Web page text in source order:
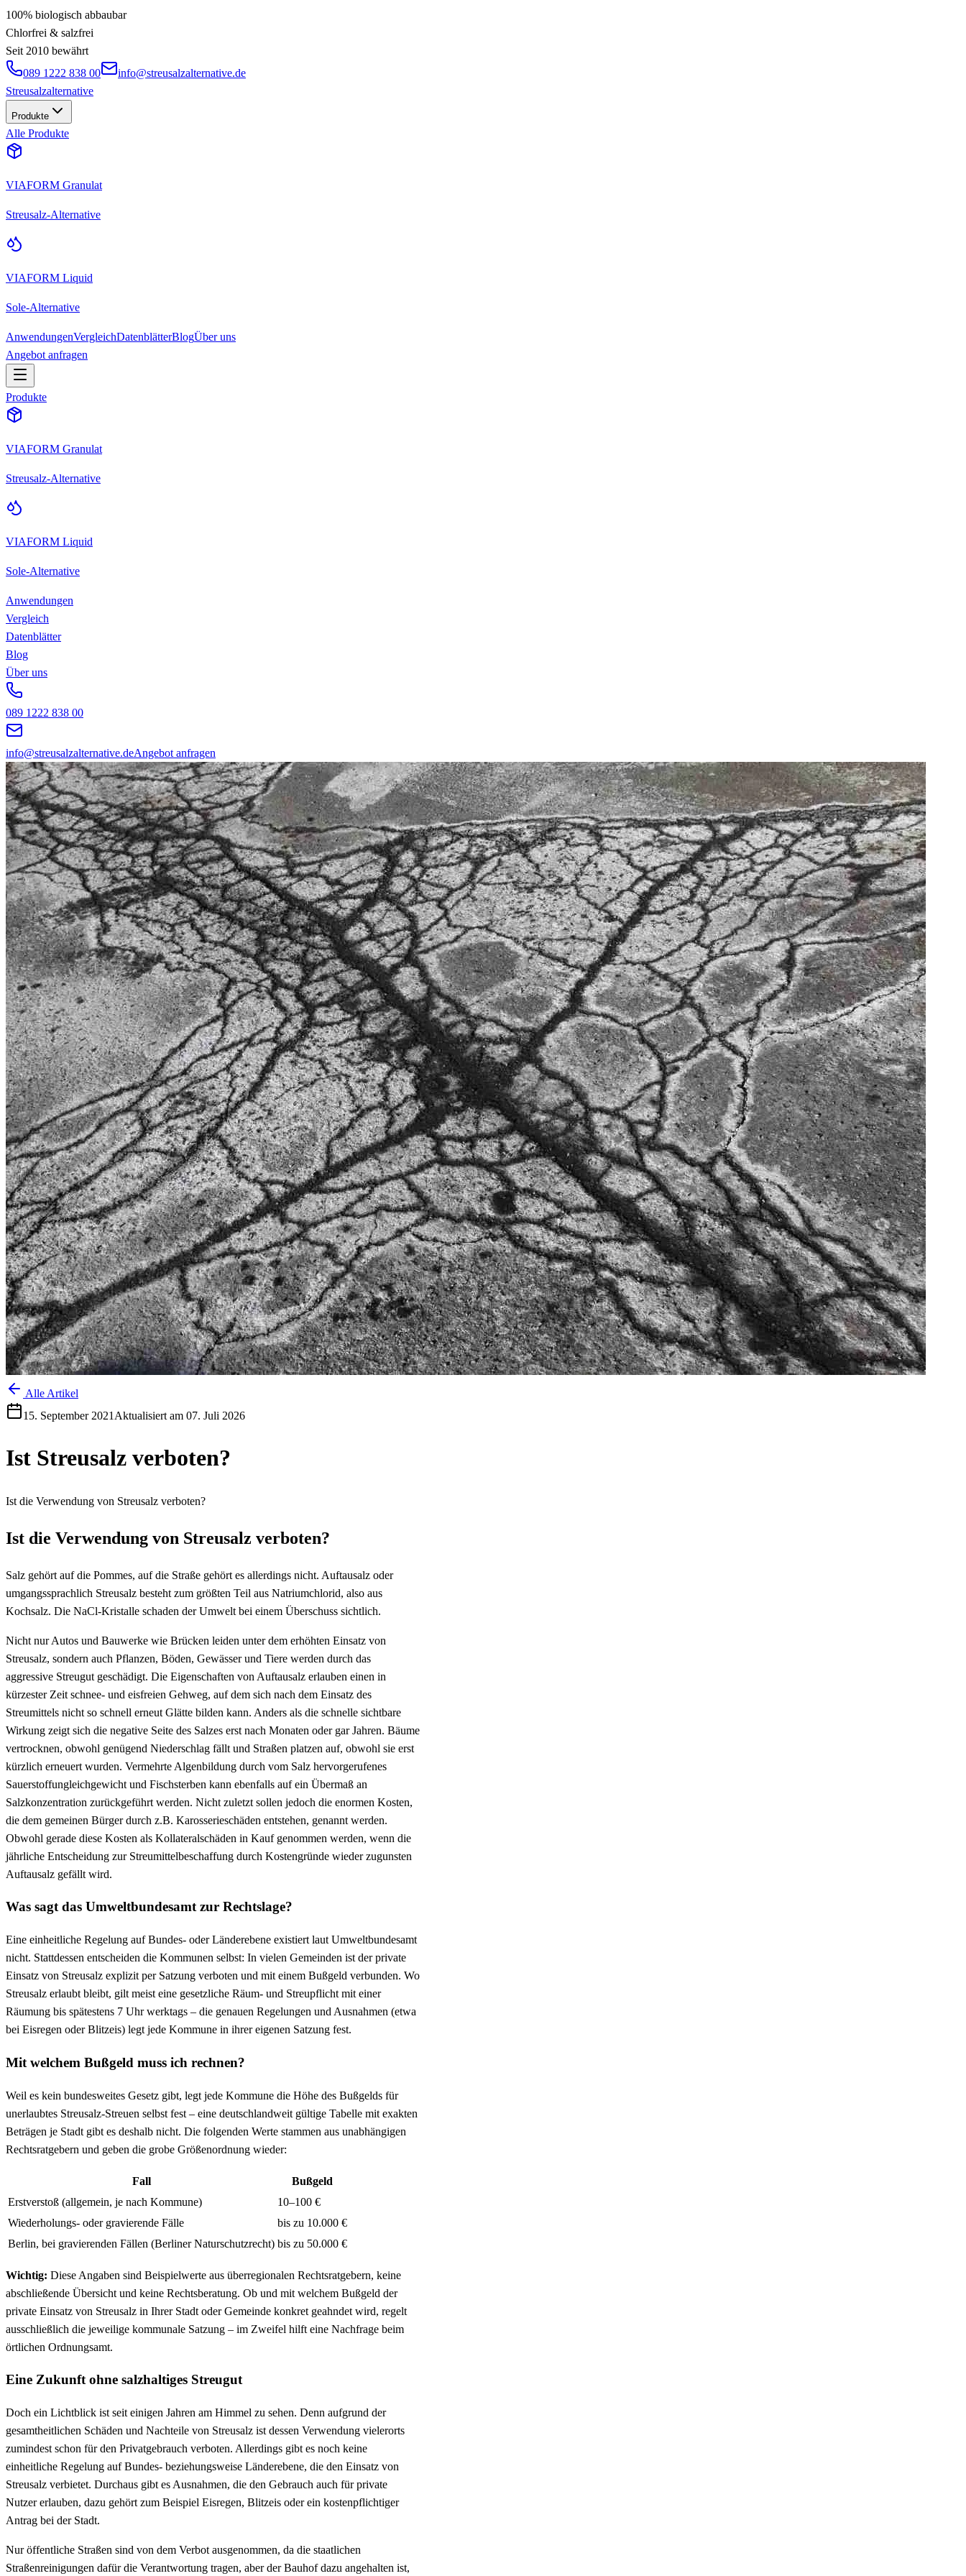
100% biologisch abbaubar
Chlorfrei & salzfrei
Seit 2010 bewährt
089 1222 838 00
info@streusalzalternative.de
Streusalzalternative
Produkte
Alle Produkte
VIAFORM Granulat
Streusalz-Alternative
VIAFORM Liquid
Sole-Alternative
AnwendungenVergleichDatenblätterBlogÜber uns
Angebot anfragen
Produkte
VIAFORM Granulat
Streusalz-Alternative
VIAFORM Liquid
Sole-Alternative
Anwendungen
Vergleich
Datenblätter
Blog
Über uns
089 1222 838 00
info@streusalzalternative.deAngebot anfragen
Alle Artikel
15. September 2021 Aktualisiert am 07. Juli 2026
Ist Streusalz verboten?
Ist die Verwendung von Streusalz verboten?
Ist die Verwendung von Streusalz verboten?
Salz gehört auf die Pommes, auf die Straße gehört es allerdings nicht. Auftausalz oder
umgangssprachlich Streusalz besteht zum größten Teil aus Natriumchlorid, also aus
Kochsalz. Die NaCl-Kristalle schaden der Umwelt bei einem Überschuss sichtlich.
Nicht nur Autos und Bauwerke wie Brücken leiden unter dem erhöhten Einsatz von
Streusalz, sondern auch Pflanzen, Böden, Gewässer und Tiere werden durch das
aggressive Streugut geschädigt. Die Eigenschaften von Auftausalz erlauben einen in
kürzester Zeit schnee- und eisfreien Gehweg, auf dem sich nach dem Einsatz des
Streumittels nicht so schnell erneut Glätte bilden kann. Anders als die schnelle sichtbare
Wirkung zeigt sich die negative Seite des Salzes erst nach Monaten oder gar Jahren. Bäume
vertrocknen, obwohl genügend Niederschlag fällt und Straßen platzen auf, obwohl sie erst
kürzlich erneuert wurden. Vermehrte Algenbildung durch vom Salz hervorgerufenes
Sauerstoffungleichgewicht und Fischsterben kann ebenfalls auf ein Übermaß an
Salzkonzentration zurückgeführt werden. Nicht zuletzt sollen jedoch die enormen Kosten,
die dem gemeinen Bürger durch z.B. Karosserieschäden entstehen, genannt werden.
Obwohl gerade diese Kosten als Kollateralschäden in Kauf genommen werden, wenn die
jährliche Entscheidung zur Streumittelbeschaffung durch Kostengründe wieder zugunsten
Auftausalz gefällt wird.
Was sagt das Umweltbundesamt zur Rechtslage?
Eine einheitliche Regelung auf Bundes- oder Länderebene existiert laut Umweltbundesamt
nicht. Stattdessen entscheiden die Kommunen selbst: In vielen Gemeinden ist der private
Einsatz von Streusalz explizit per Satzung verboten und mit einem Bußgeld verbunden. Wo
Streusalz erlaubt bleibt, gilt meist eine gesetzliche Räum- und Streupflicht mit einer
Räumung bis spätestens 7 Uhr werktags – die genauen Regelungen und Ausnahmen (etwa
bei Eisregen oder Blitzeis) legt jede Kommune in ihrer eigenen Satzung fest.
Mit welchem Bußgeld muss ich rechnen?
Weil es kein bundesweites Gesetz gibt, legt jede Kommune die Höhe des Bußgelds für
unerlaubtes Streusalz-Streuen selbst fest – eine deutschlandweit gültige Tabelle mit exakten
Beträgen je Stadt gibt es deshalb nicht. Die folgenden Werte stammen aus unabhängigen
Rechtsratgebern und geben die grobe Größenordnung wieder:
Fall
Bußgeld
Erstverstoß (allgemein, je nach Kommune)
10–100 €
Wiederholungs- oder gravierende Fälle
bis zu 10.000 €
Berlin, bei gravierenden Fällen (Berliner Naturschutzrecht) bis zu 50.000 €
Wichtig: Diese Angaben sind Beispielwerte aus überregionalen Rechtsratgebern, keine
abschließende Übersicht und keine Rechtsberatung. Ob und mit welchem Bußgeld der
private Einsatz von Streusalz in Ihrer Stadt oder Gemeinde konkret geahndet wird, regelt
ausschließlich die jeweilige kommunale Satzung – im Zweifel hilft eine Nachfrage beim
örtlichen Ordnungsamt.
Eine Zukunft ohne salzhaltiges Streugut
Doch ein Lichtblick ist seit einigen Jahren am Himmel zu sehen. Denn aufgrund der
gesamtheitlichen Schäden und Nachteile von Streusalz ist dessen Verwendung vielerorts
zumindest schon für den Privatgebrauch verboten. Allerdings gibt es noch keine
einheitliche Regelung auf Bundes- beziehungsweise Länderebene, die den Einsatz von
Streusalz verbietet. Durchaus gibt es Ausnahmen, die den Gebrauch auch für private
Nutzer erlauben, dazu gehört zum Beispiel Eisregen, Blitzeis oder ein kostenpflichtiger
Antrag bei der Stadt.
Nur öffentliche Straßen sind von dem Verbot ausgenommen, da die staatlichen
Straßenreinigungen dafür die Verantwortung tragen, aber der Bauhof dazu angehalten ist,